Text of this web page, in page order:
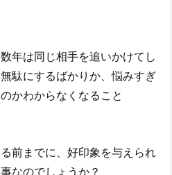
年は同じ相手を追いかけてし
駄にするばかりか、悩みすぎ
かわからなくなること
前までに、好印象を与えられ
なのでしょうか？